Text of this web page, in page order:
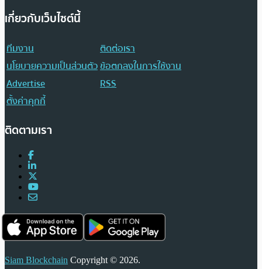
เกี่ยวกับเว็บไซต์นี้
ทีมงาน
ติดต่อเรา
นโยบายความเป็นส่วนตัวข้อตกลงในการใช้งาน
Advertise
RSS
ตั้งค่าคุกกี้
ติดตามเรา
Siam Blockchain Copyright © 2026.